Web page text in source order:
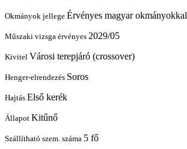
Okmányok jellege Érvényes magyar okmányokkal
Műszaki vizsga érvényes 2029/05
Kivitel Városi terepjáró (crossover)
Henger-elrendezés Soros
Hajtás Első kerék
Állapot Kitűnő
Szállítható szem. száma 5 fő